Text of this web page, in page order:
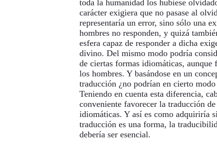
toda la humanidad los hubiese
carácter exigiera que no pasase al
representaría un error, sino sólo una
hombres no responden, y quizá
esfera capaz de responder a dicha
divino. Del mismo modo podría
de ciertas formas idiomáticas, aunque
los hombres. Y basándose en un
traducción ¿no podrían en cierto
Teniendo en cuenta esta diferencia,
conveniente favorecer la traducción
idiomáticas. Y así es como adquiriría
traducción es una forma, la
debería ser esencial.